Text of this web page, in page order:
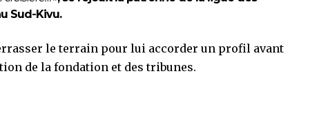
Sud-Kivu.
le terrain pour lui accorder un profil avant
de la fondation et des tribunes.